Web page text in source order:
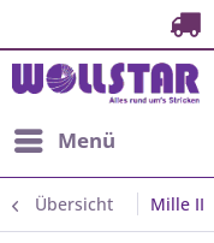
Menü
Übersicht Mille II